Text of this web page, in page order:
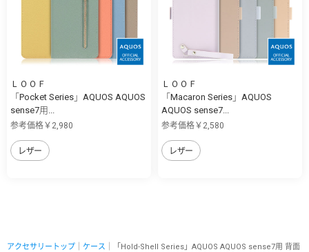
ＬＯＯＦ
「Pocket Series」AQUOS AQUOS
sense7用...
参考価格￥2,980
レザー
ＬＯＯＦ
「Macaron Series」AQUOS
AQUOS sense7...
参考価格￥2,580
レザー
アクセサリートップ ケース ｜「Hold-Shell Series」AQUOS AQUOS sense7用 背面